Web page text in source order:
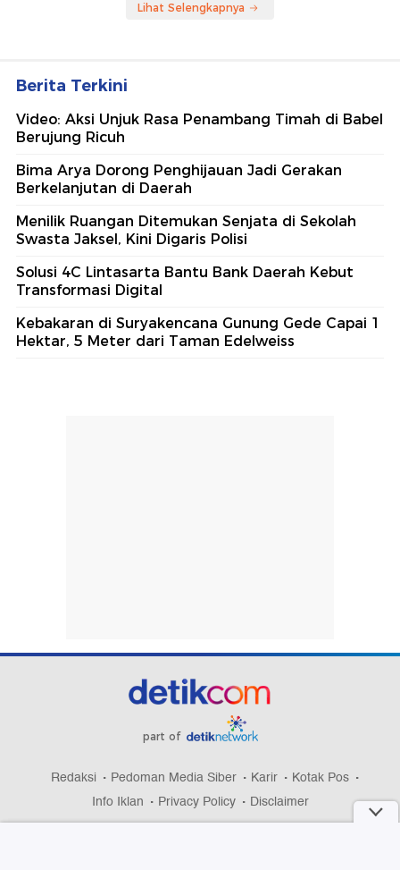
Lihat Selengkapnya
Berita Terkini
Video: Aksi Unjuk Rasa Penambang Timah di Babel
Berujung Ricuh
Bima Arya Dorong Penghijauan Jadi Gerakan
Berkelanjutan di Daerah
Menilik Ruangan Ditemukan Senjata di Sekolah
Swasta Jaksel, Kini Digaris Polisi
Solusi 4C Lintasarta Bantu Bank Daerah Kebut
Transformasi Digital
Kebakaran di Suryakencana Gunung Gede Capai 1
Hektar, 5 Meter dari Taman Edelweiss
part of
Redaksi Pedoman Media Siber Karir
Kotak Pos
Info Iklan
Privacy Policy Disclaimer